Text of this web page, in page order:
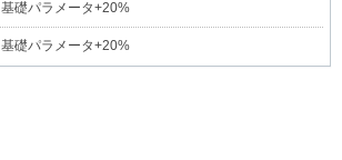
基礎パラメータ+20%
基礎パラメータ+20%